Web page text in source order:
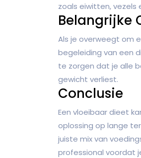
zoals eiwitten,
Belangrijke
Als je overweegt om
begeleiding van een
te zorgen dat je alle
gewicht verliest.
Conclusie
Een vloeibaar dieet
oplossing op lange
juiste mix van
professional voordat